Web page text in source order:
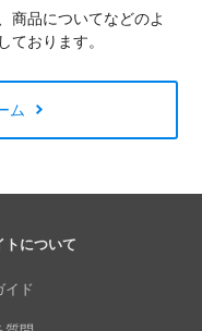
商品についてなどのよ
ております。
ム
トについて
イド